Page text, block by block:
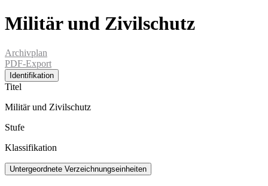
Militär und Zivilschutz
Archivplan
PDF-Export
Identifikation
Titel
Militär und Zivilschutz
Stufe
Klassifikation
Untergeordnete Verzeichnungseinheiten